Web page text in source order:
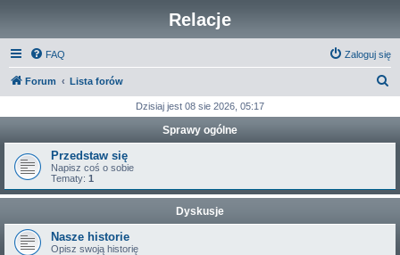
Relacje
FAQ Zaloguj się
Forum Lista forów
k
j
Dzisiaj jest 08 sie 2026, 05:17
Sprawy ogólne
Przedstaw się
Napisz coś o sobie
Tematy: 1
Dyskusje
Nasze historie
Opisz swoją historię